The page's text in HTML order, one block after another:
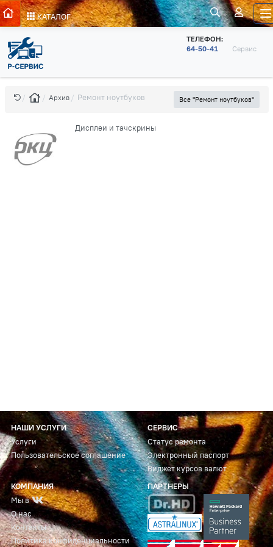
КАТАЛОГ
ТЕЛЕФОН:
64-50-41
Сервис
Архив Ремонт ноутбуков Все "Ремонт ноутбуков"
Дисплеи и тачскрины
НАШИ УСЛУГИ
Услуги
Пользовательское соглашение
СЕРВИС
Статус ремонта
Электронный паспорт
Виджет курсов валют
КОМПАНИЯ
Мы в
О нас
Контакты
Политика конфиденциальности
ПАРТНЕРЫ